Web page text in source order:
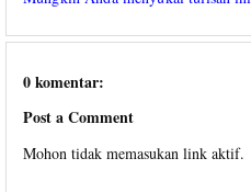
0 komentar:
Post a Comment
Mohon tidak memasukan link aktif.